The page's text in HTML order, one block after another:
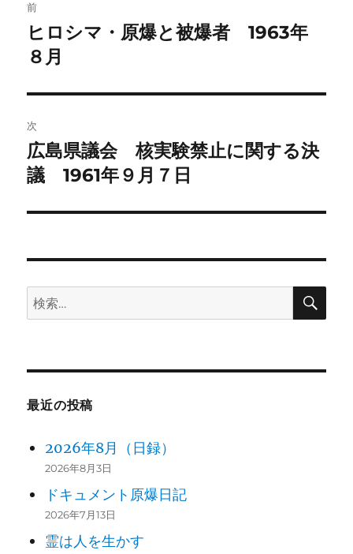
稿
ナ
ビ
ゲ
ー
シ
ン
前
前
の
稿:
ヒロシマ・原爆と被爆者 1963年
８月
次
次
の
稿:
広島県議会 核実験禁止に関する決
議 1961年９月７日
検
索:
検
最近の投稿
2026年8月（日録）
2026年8月3日
ドキュメント原爆日記
2026年7月13日
霊は人を生かす